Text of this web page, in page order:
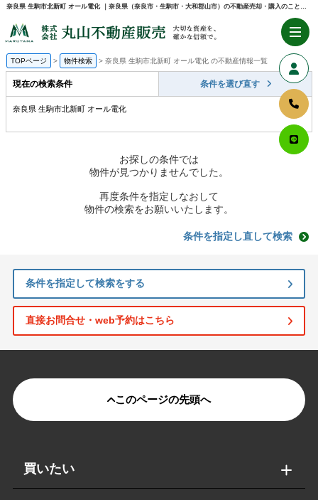
奈良県 生駒市北新町 オール電化 ｜奈良県（奈良市・生駒市・大和郡山市）の不動産売却・購入のことなら株式会社丸山不動産販売
TOPページ 物件検索 奈良県 生駒市北新町 オール電化 の不動産情報一覧
現在の検索条件 条件を選び直す
奈良県 生駒市北新町 オール電化
お探しの条件では
物件が見つかりませんでした。
再度条件を指定しなおして
物件の検索をお願いいたします。
条件を指定し直して検索
条件を指定して検索をする
直接お問合せ・web予約はこちら
このページの先頭へ
買いたい